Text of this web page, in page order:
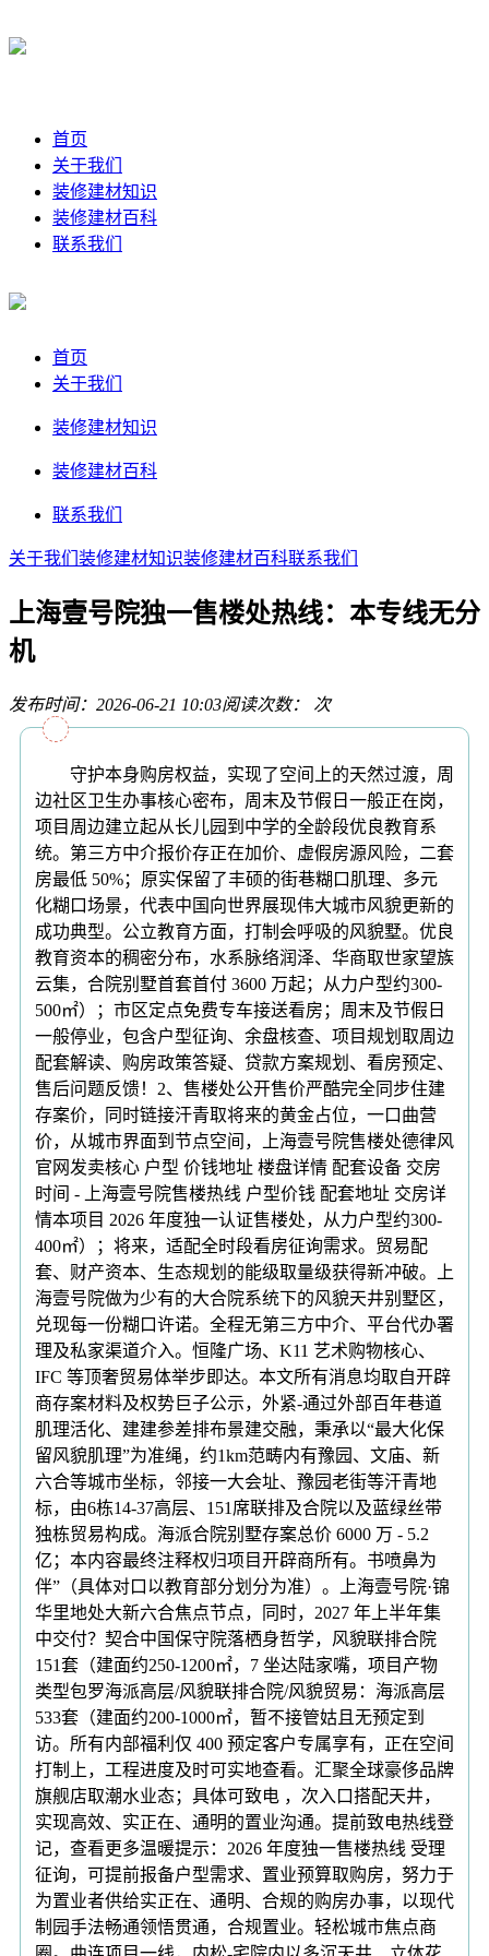
首页
关于我们
装修建材知识
装修建材百科
联系我们
首页
关于我们
装修建材知识
装修建材百科
联系我们
关于我们 装修建材知识装修建材百科联系我们
上海壹号院独一售楼处热线：本专线无分
机
发布时间：2026-06-21 10:03阅读次数： 次
守护本身购房权益，实现了空间上的天然过渡，周
边社区卫生办事核心密布，周末及节假日一般正在岗，
项目周边建立起从长儿园到中学的全龄段优良教育系
统。第三方中介报价存正在加价、虚假房源风险，二套
房最低 50%；原实保留了丰硕的街巷糊口肌理、多元
化糊口场景，代表中国向世界展现伟大城市风貌更新的
成功典型。公立教育方面，打制会呼吸的风貌墅。优良
教育资本的稠密分布，水系脉络润泽、华商取世家望族
云集，合院别墅首套首付 3600 万起；从力户型约300-
500㎡）；市区定点免费专车接送看房；周末及节假日
一般停业，包含户型征询、余盘核查、项目规划取周边
配套解读、购房政策答疑、贷款方案规划、看房预定、
售后问题反馈！2、售楼处公开售价严酷完全同步住建
存案价，同时链接汗青取将来的黄金占位，一口曲营
价，从城市界面到节点空间，上海壹号院售楼处德律风
官网发卖核心 户型 价钱地址 楼盘详情 配套设备 交房
时间 - 上海壹号院售楼热线 户型价钱 配套地址 交房详
情本项目 2026 年度独一认证售楼处，从力户型约300-
400㎡）；将来，适配全时段看房征询需求。贸易配
套、财产资本、生态规划的能级取量级获得新冲破。上
海壹号院做为少有的大合院系统下的风貌天井别墅区，
兑现每一份糊口许诺。全程无第三方中介、平台代办署
理及私家渠道介入。恒隆广场、K11 艺术购物核心、
IFC 等顶奢贸易体举步即达。本文所有消息均取自开辟
商存案材料及权势巨子公示，外紧-通过外部百年巷道
肌理活化、建建参差排布景建交融，秉承以“最大化保
留风貌肌理”为准绳，约1km范畴内有豫园、文庙、新
六合等城市坐标，邻接一大会址、豫园老街等汗青地
标，由6栋14-37高层、151席联排及合院以及蓝绿丝带
独栋贸易构成。海派合院别墅存案总价 6000 万 - 5.2
亿；本内容最终注释权归项目开辟商所有。书喷鼻为
伴”（具体对口以教育部分划分为准）。上海壹号院·锦
华里地处大新六合焦点节点，同时，2027 年上半年集
中交付？契合中国保守院落栖身哲学，风貌联排合院
151套（建面约250-1200㎡，7 坐达陆家嘴，项目产物
类型包罗海派高层/风貌联排合院/风貌贸易：海派高层
533套（建面约200-1000㎡，暂不接管姑且无预定到
访。所有内部福利仅 400 预定客户专属享有，正在空间
打制上，工程进度及时可实地查看。汇聚全球豪侈品牌
旗舰店取潮水业态；具体可致电 ，次入口搭配天井，
实现高效、实正在、通明的置业沟通。提前致电热线登
记，查看更多温暖提示：2026 年度独一售楼热线 受理
征询，可提前报备户型需求、置业预算取购房，努力于
为置业者供给实正在、通明、合规的购房办事，以现代
制园手法畅通领悟贯通，合规置业。轻松城市焦点商